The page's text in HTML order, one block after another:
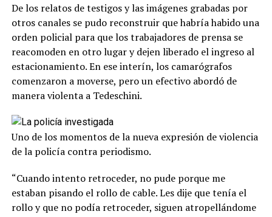
De los relatos de testigos y las imágenes grabadas por
otros canales se pudo reconstruir que habría habido una
orden policial para que los trabajadores de prensa se
reacomoden en otro lugar y dejen liberado el ingreso al
estacionamiento. En ese interín, los camarógrafos
comenzaron a moverse, pero un efectivo abordó de
manera violenta a Tedeschini.
Uno de los momentos de la nueva expresión de violencia
de la policía contra periodismo.
“Cuando intento retroceder, no pude porque me
estaban pisando el rollo de cable. Les dije que tenía el
rollo y que no podía retroceder, siguen atropellándome